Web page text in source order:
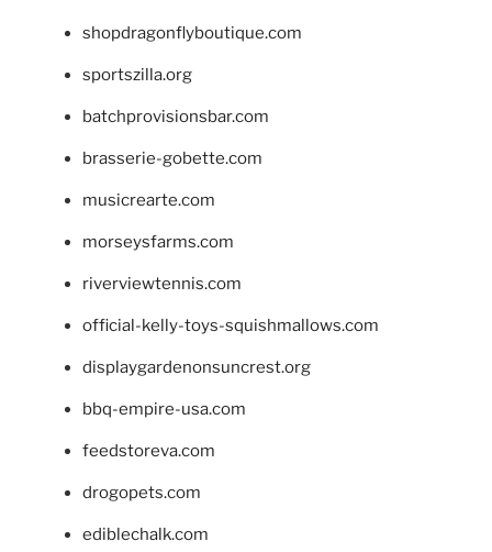
shopdragonflyboutique.com
sportszilla.org
batchprovisionsbar.com
brasserie-gobette.com
musicrearte.com
morseysfarms.com
riverviewtennis.com
official-kelly-toys-squishmallows.com
displaygardenonsuncrest.org
bbq-empire-usa.com
feedstoreva.com
drogopets.com
ediblechalk.com